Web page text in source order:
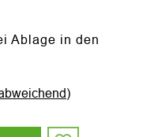
Ablage in den